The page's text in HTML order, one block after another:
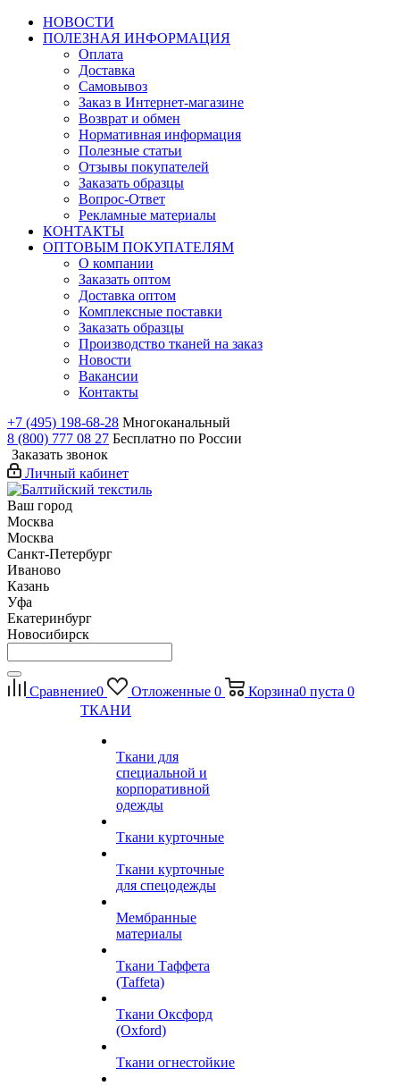
НОВОСТИ
ПОЛЕЗНАЯ ИНФОРМАЦИЯ
Оплата
Доставка
Самовывоз
Заказ в Интернет-магазине
Возврат и обмен
Нормативная информация
Полезные статьи
Отзывы покупателей
Заказать образцы
Вопрос-Ответ
Рекламные материалы
КОНТАКТЫ
ОПТОВЫМ ПОКУПАТЕЛЯМ
О компании
Заказать оптом
Доставка оптом
Комплексные поставки
Заказать образцы
Производство тканей на заказ
Новости
Вакансии
Контакты
+7 (495) 198-68-28 Многоканальный
8 (800) 777 08 27 Бесплатно по России
Заказать звонок
Личный кабинет
Ваш город
Москва
Москва
Санкт-Петербург
Иваново
Казань
Уфа
Екатеринбург
Новосибирск
Сравнение0 Отложенные 0 Корзина0 пуста 0
ТКАНИ
Ткани для
специальной и
корпоративной
одежды
Ткани курточные
Ткани курточные
для спецодежды
Мембранные
материалы
Ткани Таффета
(Taffeta)
Ткани Оксфорд
(Oxford)
Ткани огнестойкие